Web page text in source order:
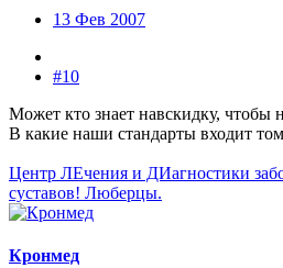
13 Фев 2007
#10
Может кто знает навскидку, чтобы
В какие наши стандарты входит
Центр ЛЕчения и ДИагностики
суставов! Люберцы.
Кронмед